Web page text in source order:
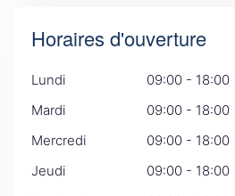
Horaires d'ouverture
Lundi
09:00 - 18:00
Mardi
09:00 - 18:00
Mercredi
09:00 - 18:00
Jeudi
09:00 - 18:00